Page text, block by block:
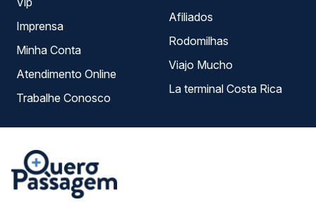
Imprensa
Minha Conta
Atendimento Online
Trabalhe Conosco
Afiliados
Rodomilhas
Viajo Mucho
La terminal Costa Rica